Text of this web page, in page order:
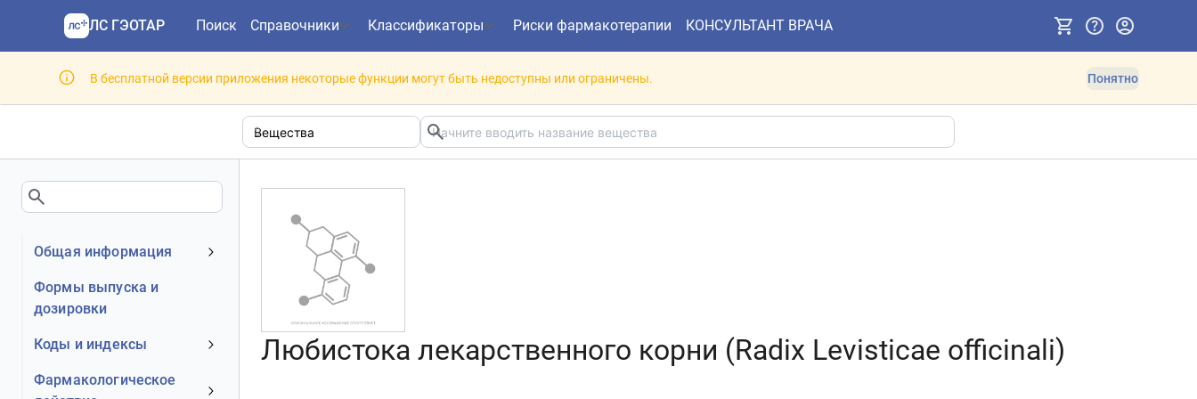
ЛС ГЭОТАР Поиск Справочники Классификаторы Риски фармакотерапии КОНСУЛЬТАНТ ВРАЧА
В бесплатной версии приложения некоторые функции могут быть недоступны или ограничены. Понятно
Общая информация
Клинико-фармакологическая
группа
Формы выпуска и
дозировки
Коды и индексы
АТХ код
Фармакологическое
Любистока лекарственного корни (Radix Levisticae officinali)